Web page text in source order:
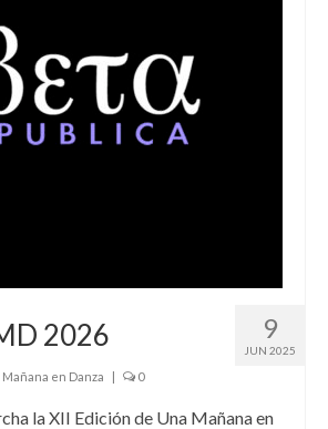
9
JUN 2025
2026
Mañana en Danza | 0
la XII Edición de Una Mañana en